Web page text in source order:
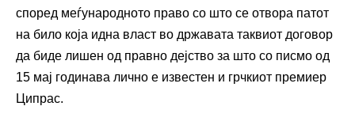
според меѓународното право со што се отвора патот
на било која идна власт во државата таквиот договор
да биде лишен од правно дејство за што со писмо од
15 мај годинава лично е известен и грчкиот премиер
Ципрас.